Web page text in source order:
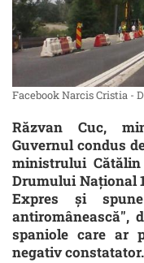
Facebook Narcis Cristia -
Răzvan Cuc,
Guvernul condus
ministrului
Drumului Naţional
Expres şi
antiromânească",
spaniole care ar
negativ constatator.